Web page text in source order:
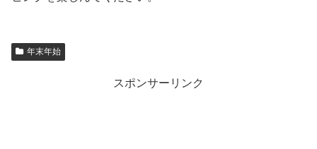
年末年始
スポンサーリンク